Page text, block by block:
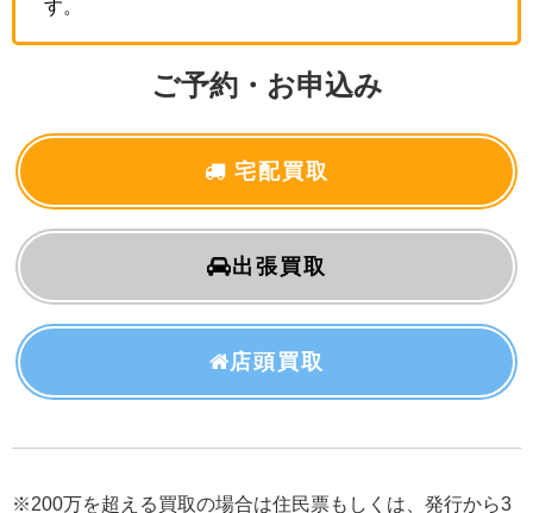
す。
ご予約・お申込み
宅配買取
出張買取
店頭買取
※200万を超える買取の場合は住民票もしくは、発行から3